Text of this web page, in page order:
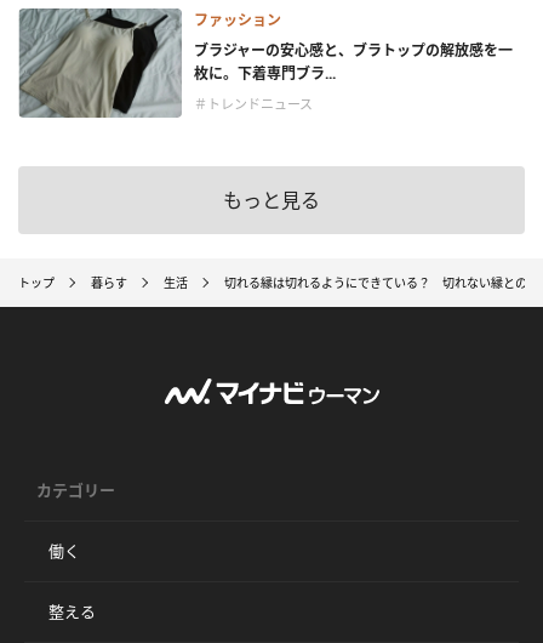
ファッション
ブラジャーの安心感と、ブラトップの解放感を一
枚に。下着専門ブラ...
＃トレンドニュース
もっと見る
トップ 暮らす 生活 切れる縁は切れるようにできている？ 切れない縁との違
カテゴリー
働く
整える